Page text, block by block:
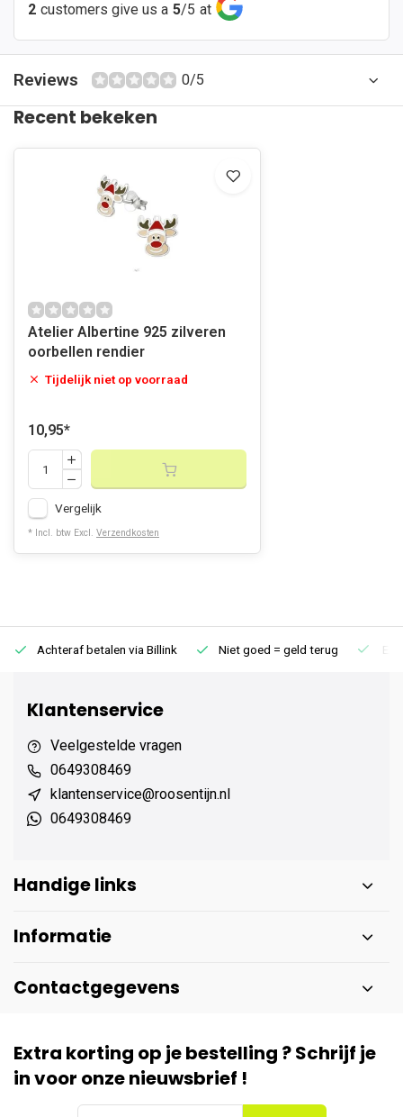
2 customers give us a 5/5 at
Reviews 0/5
Recent bekeken
Atelier Albertine 925 zilveren
oorbellen rendier
Tijdelijk niet op voorraad
10,95*
Vergelijk
* Incl. btw Excl. Verzendkosten
Achteraf betalen via Billink Niet goed = geld terug
Klantenservice
Veelgestelde vragen
0649308469
klantenservice@roosentijn.nl
0649308469
Handige links
Informatie
Contactgegevens
Extra korting op je bestelling ? Schrijf je
in voor onze nieuwsbrief !